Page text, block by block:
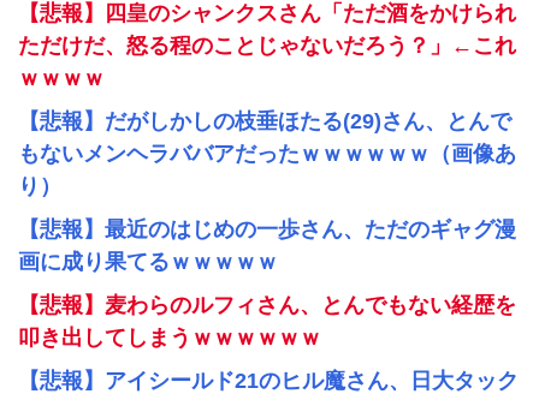
【悲報】四皇のシャンクスさん「ただ酒をかけられ
ただけだ、怒る程のことじゃないだろう？」←これ
ｗｗｗｗ
【悲報】だがしかしの枝垂ほたる(29)さん、とんで
もないメンヘラババアだったｗｗｗｗｗｗ（画像あ
り）
【悲報】最近のはじめの一歩さん、ただのギャグ漫
画に成り果てるｗｗｗｗｗ
【悲報】麦わらのルフィさん、とんでもない経歴を
叩き出してしまうｗｗｗｗｗｗ
【悲報】アイシールド21のヒル魔さん、日大タック